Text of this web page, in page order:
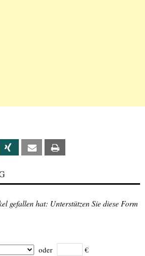
Xing Email
gefallen hat: Unterstützen Sie diese Form
oder €